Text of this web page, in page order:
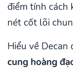
điểm tính cách
nét cốt lõi
Hiểu về Decan
cung hoàng